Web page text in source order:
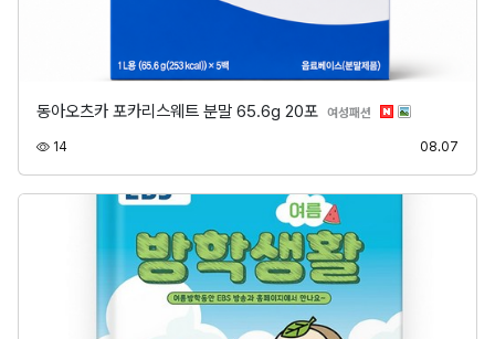
동아오츠카 포카리스웨트 분말 65.6g 20포 여성패션 분류
14조회 08.07